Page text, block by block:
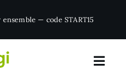
— code START15